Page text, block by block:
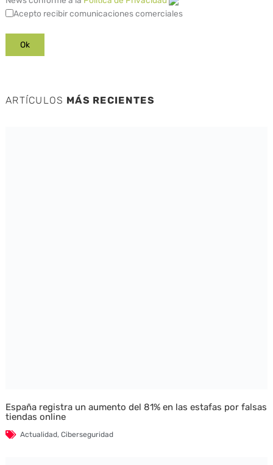
Acepto recibir comunicaciones comerciales
ARTÍCULOS MÁS RECIENTES
España registra un aumento del 81% en las estafas por falsas
tiendas online
Actualidad, Ciberseguridad